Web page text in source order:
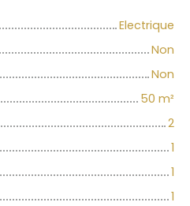
Electrique
Non
Non
50 m²
2
1
1
1